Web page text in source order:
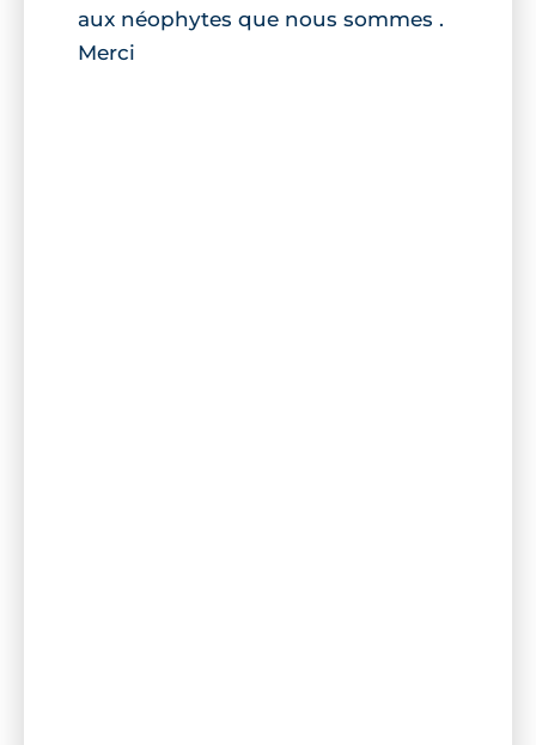
aux néophytes que nous sommes .
Merci